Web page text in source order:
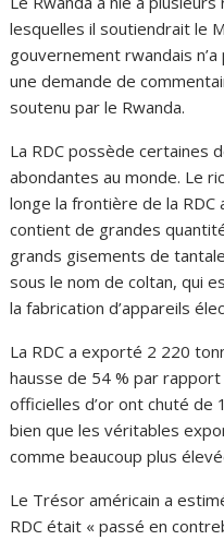
lesquelles il soutiendrait le
gouvernement rwandais
une demande de
soutenu par le Rwanda.
La RDC possède certaines
abondantes au monde. Le
longe la frontière de la RDC
contient de grandes
grands gisements de
sous le nom de coltan, qui
la fabrication d’appareils
La RDC a exporté 2 220
hausse de 54 % par
officielles d’or ont chuté de
bien que les véritables
comme beaucoup plus
Le Trésor américain a
RDC était « passé en